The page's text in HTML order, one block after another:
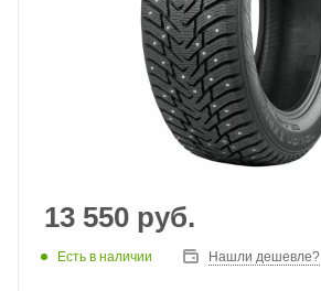
13 550 руб.
Есть в наличии Нашли дешевле?